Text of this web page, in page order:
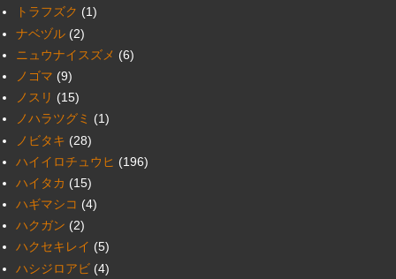
トラフズク (1)
ナベヅル (2)
ニュウナイスズメ (6)
ノゴマ (9)
ノスリ (15)
ノハラツグミ (1)
ノビタキ (28)
ハイイロチュウヒ (196)
ハイタカ (15)
ハギマシコ (4)
ハクガン (2)
ハクセキレイ (5)
ハシジロアビ (4)